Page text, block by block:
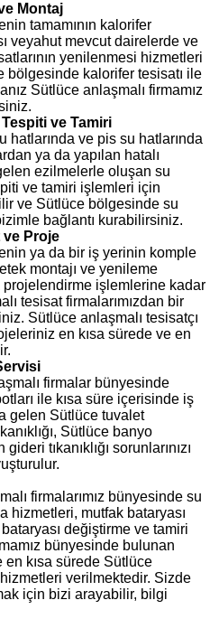
Montaj
tamamının kalorifer
veyahut mevcut dairelerde ve
yenilenmesi hizmetleri
bölgesinde kalorifer tesisatı ile
Sütlüce anlaşmalı firmamız
ve Tamiri
ve pis su hatlarında
ya da yapılan hatalı
ezilmelerle oluşan su
ve tamiri işlemleri için
ve Sütlüce bölgesinde su
bağlantı kurabilirsiniz.
ve Proje
ya da bir iş yerinin komple
montajı ve yenileme
işlemlerine kadar
tesisat firmalarımızdan bir
Sütlüce anlaşmalı tesisatçı
en kısa sürede ve en
firmalar bünyesinde
ile kısa süre içerisinde iş
gelen Sütlüce tuvalet
Sütlüce banyo
tıkanıklığı sorunlarınızı
firmalarımız bünyesinde su
hizmetleri, mutfak bataryası
değiştirme ve tamiri
bünyesinde bulunan
kısa sürede Sütlüce
hizmetleri verilmektedir. Sizde
için bizi arayabilir, bilgi